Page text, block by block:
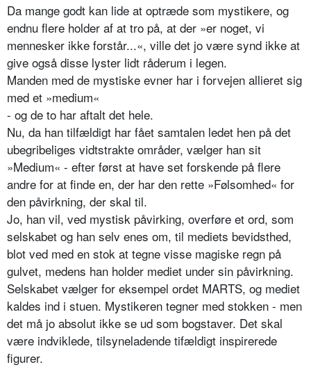
Da mange godt kan lide at optræde som mystikere, og
endnu flere holder af at tro på, at der »er noget, vi
mennesker ikke forstår...«, ville det jo være synd ikke at
give også disse lyster lidt råderum i legen.
Manden med de mystiske evner har i forvejen allieret sig
med et »medium«
- og de to har aftalt det hele.
Nu, da han tilfældigt har fået samtalen ledet hen på det
ubegribeliges vidtstrakte områder, vælger han sit
»Medium« - efter først at have set forskende på flere
andre for at finde en, der har den rette »Følsomhed« for
den påvirkning, der skal til.
Jo, han vil, ved mystisk påvirking, overføre et ord, som
selskabet og han selv enes om, til mediets bevidsthed,
blot ved med en stok at tegne visse magiske regn på
gulvet, medens han holder mediet under sin påvirkning.
Selskabet vælger for eksempel ordet MARTS, og mediet
kaldes ind i stuen. Mystikeren tegner med stokken - men
det må jo absolut ikke se ud som bogstaver. Det skal
være indviklede, tilsyneladende tifældigt inspirerede
figurer.